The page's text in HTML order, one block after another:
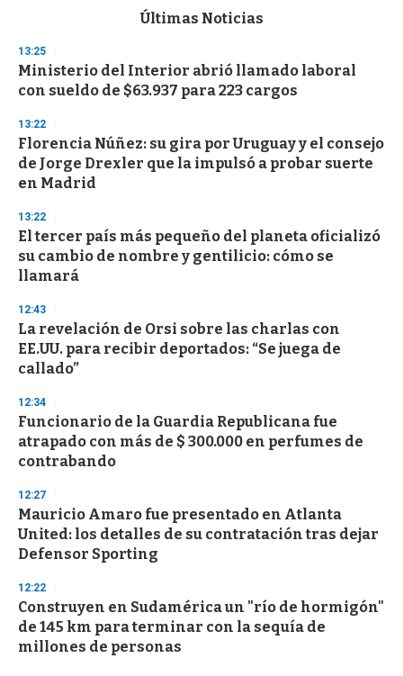
d
s
o
f
3
s
e
c
o
d
s
Últimas Noticias
13:25
Ministerio del Interior abrió llamado laboral
con sueldo de $63.937 para 223 cargos
13:22
Florencia Núñez: su gira por Uruguay y el consejo
de Jorge Drexler que la impulsó a probar suerte
en Madrid
13:22
El tercer país más pequeño del planeta oficializó
su cambio de nombre y gentilicio: cómo se
llamará
12:43
La revelación de Orsi sobre las charlas con
EE.UU. para recibir deportados: “Se juega de
callado”
12:34
Funcionario de la Guardia Republicana fue
atrapado con más de $ 300.000 en perfumes de
contrabando
12:27
Mauricio Amaro fue presentado en Atlanta
United: los detalles de su contratación tras dejar
Defensor Sporting
12:22
Construyen en Sudamérica un "río de hormigón"
de 145 km para terminar con la sequía de
millones de personas